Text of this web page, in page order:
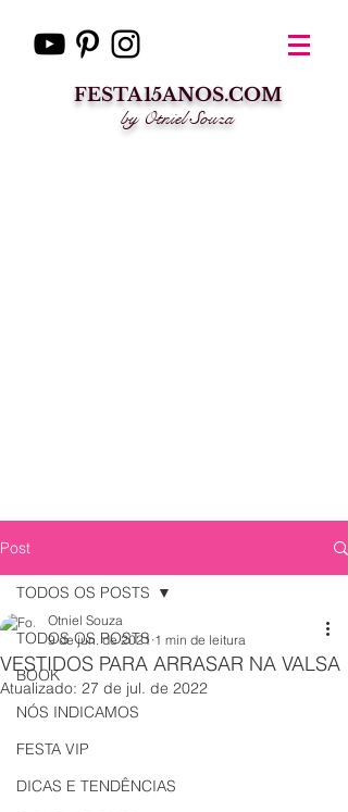
FESTA15ANOS.COM
by Otniel Souza
Post
TODOS OS POSTS
BOOK
NÓS INDICAMOS
FESTA VIP
DICAS E TENDÊNCIAS
TODOS OS POSTS
VESTIDOS PARA ARRASAR NA VALSA
Otniel Souza
9 de jun. de 2021 1 min de leitura
Atualizado: 27 de jul. de 2022